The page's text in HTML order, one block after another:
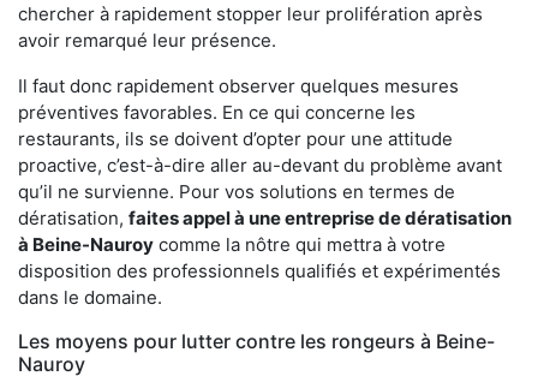
chercher à rapidement stopper leur prolifération après
avoir remarqué leur présence.
Il faut donc rapidement observer quelques mesures
préventives favorables. En ce qui concerne les
restaurants, ils se doivent d’opter pour une attitude
proactive, c’est-à-dire aller au-devant du problème avant
qu’il ne survienne. Pour vos solutions en termes de
dératisation, faites appel à une entreprise de dératisation
à Beine-Nauroy comme la nôtre qui mettra à votre
disposition des professionnels qualifiés et expérimentés
dans le domaine.
Les moyens pour lutter contre les rongeurs à Beine-
Nauroy